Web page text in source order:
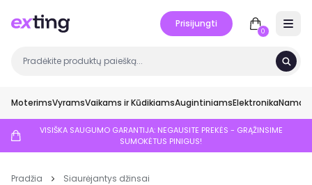
Prisijungti
0
MoterimsVyramsVaikams ir KūdikiamsAugintiniamsElektronikaNamai
VISIŠKA SAUGUMO GARANTIJA: NEGAUSITE PREKĖS - GRĄŽINSIME
SUMOKĖTUS PINIGUS!
Pradžia Siaurėjantys džinsai